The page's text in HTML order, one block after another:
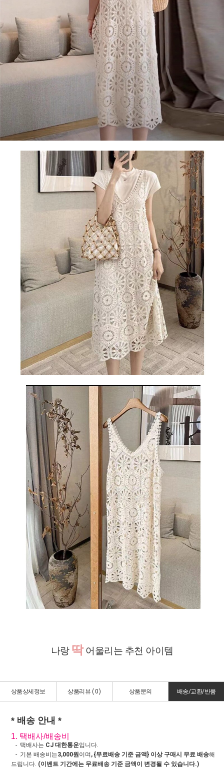
나랑 딱어울리는 추천 아이템
상품상세정보 상품리뷰 (0) 상품문의 배송/교환/반품
* 배송 안내 *
1. 택배사/배송비
- 택배사는 CJ 대한통운입니다.
- 기본 배송비는3,000원이며, {무료배송 기준 금액} 이상 구매시 무료 배송해
드립니다. (이벤트 기간에는 무료배송 기준 금액이 변경될 수 있습니다.)